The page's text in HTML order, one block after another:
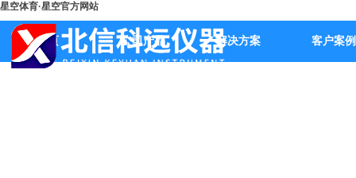
星空体育·星空官方网站
首页 公司产品 解决方案 客户案例